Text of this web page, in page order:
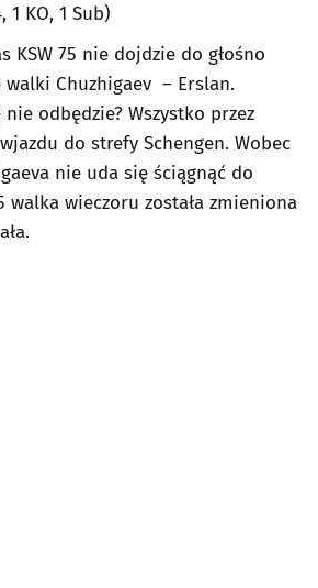
1 KO, 1 Sub)
KSW 75 nie dojdzie do głośno
Chuzhigaev – Erslan.
odbędzie? Wszystko przez
do strefy Schengen. Wobec
nie uda się ściągnąć do
walka wieczoru została zmieniona